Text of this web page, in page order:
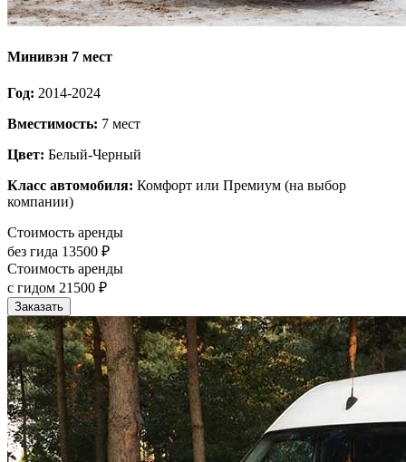
Минивэн 7 мест
Год: 2014-2024
Вместимость: 7 мест
Цвет: Белый-Черный
Класс автомобиля: Комфорт или Премиум (на выбор
компании)
Стоимость аренды
без гида 13500 ₽
Стоимость аренды
с гидом 21500 ₽
Заказать